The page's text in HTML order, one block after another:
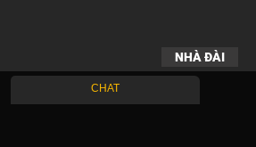
NHÀ ĐÀI
CHAT